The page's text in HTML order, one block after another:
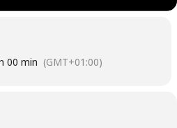
00 min (GMT+01:00)